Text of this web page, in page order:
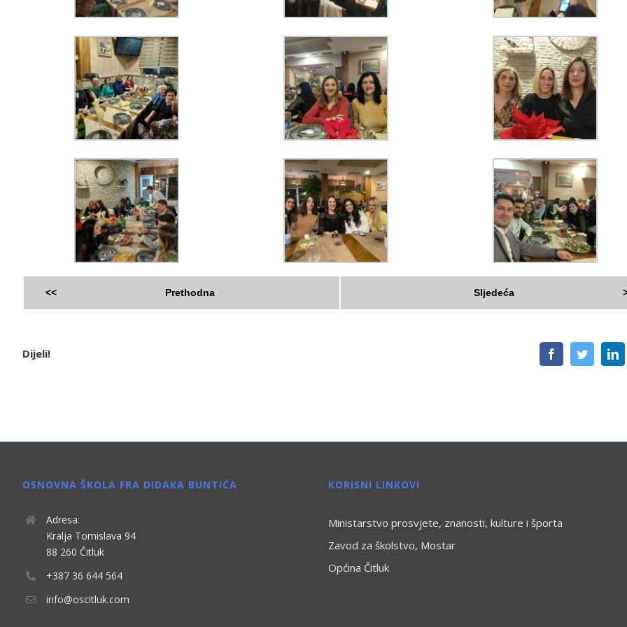
<< Prethodna Sljedeća
Dijeli! FacebookTwitter
OSNOVNA ŠKOLA FRA DIDAKA BUNTIĆA
Adresa:
Kralja Tomislava 94
88 260 Čitluk
+387 36 644 564
info@oscitluk.com
KORISNI LINKOVI
Ministarstvo prosvjete, znanosti, kulture i športa
Zavod za školstvo, Mostar
Općina Čitluk